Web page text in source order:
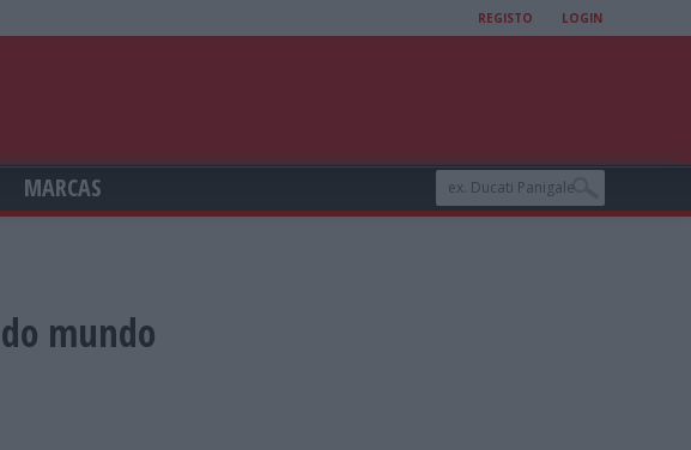
REGISTO LOGIN
MARCAS
mundo